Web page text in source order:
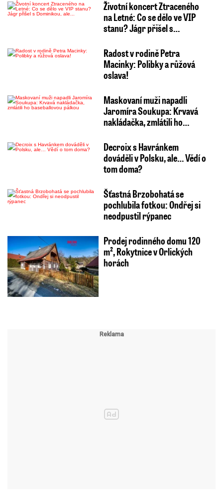
Životní koncert Ztraceného
na Letné: Co se dělo ve VIP
stanu? Jágr přišel s…
Radost v rodině Petra
Macinky: Polibky a růžová
oslava!
Maskovaní muži napadli
Jaromíra Soukupa: Krvavá
nakládačka, zmlátili ho…
Decroix s Havránkem
dováděli v Polsku, ale… Vědí o
tom doma?
Šťastná Brzobohatá se
pochlubila fotkou: Ondřej si
neodpustil rýpanec
Prodej rodinného domu 120
m², Rokytnice v Orlických
horách